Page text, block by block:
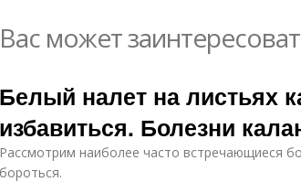
Вас может
Белый налет на листьях
избавиться. Болезни
Рассмотрим наиболее часто встречающиеся
бороться.